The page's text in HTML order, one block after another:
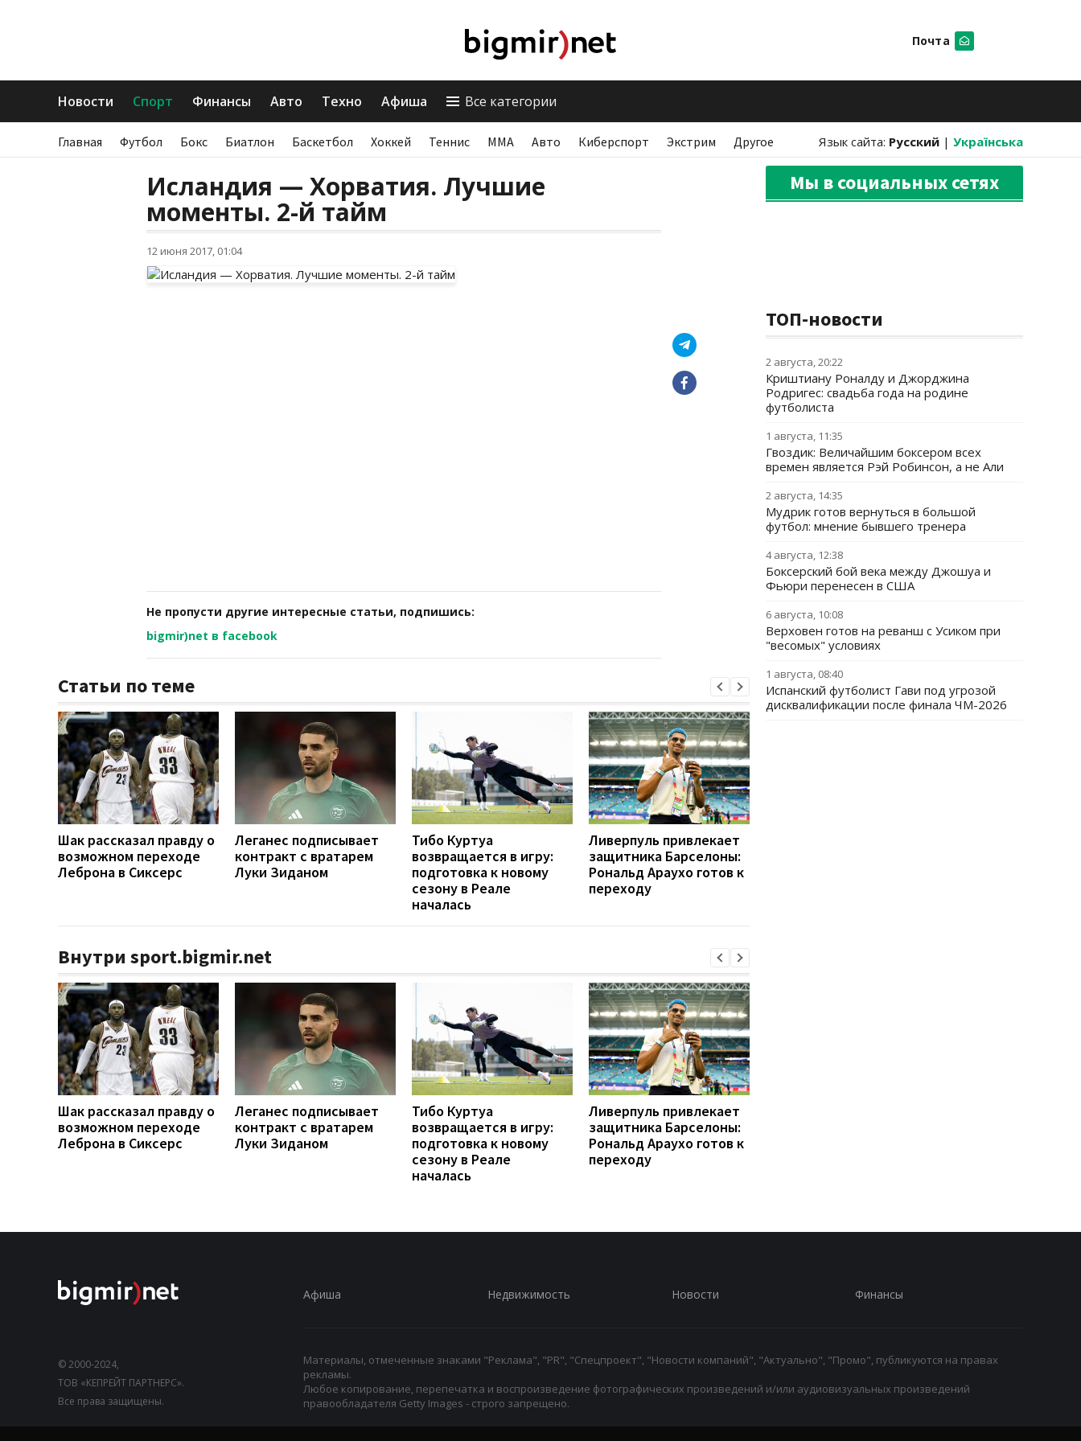
Почта
Новости Спорт Финансы Авто Техно Афиша Все категории
Главная Футбол Бокс Биатлон Баскетбол Хоккей Теннис ММА Авто Киберспорт Экстрим Другое Язык сайта: Русский | Українська
Исландия — Хорватия. Лучшие
моменты. 2-й тайм
12 июня 2017, 01:04
Не пропусти другие интересные статьи, подпишись:
bigmir)net в facebook
Статьи по теме
Шак рассказал правду о
возможном переходе
Леброна в Сиксерс
Леганес подписывает
контракт с вратарем
Луки Зиданом
Тибо Куртуа
возвращается в игру:
подготовка к новому
сезону в Реале
началась
Ливерпуль привлекает
защитника Барселоны:
Рональд Араухо готов к
переходу
Внутри sport.bigmir.net
Шак рассказал правду о
возможном переходе
Леброна в Сиксерс
Леганес подписывает
контракт с вратарем
Луки Зиданом
Тибо Куртуа
возвращается в игру:
подготовка к новому
сезону в Реале
началась
Ливерпуль привлекает
защитника Барселоны:
Рональд Араухо готов к
переходу
Мы в социальных сетях
ТОП-новости
2 августа, 20:22
Криштиану Роналду и Джорджина
Родригес: свадьба года на родине
футболиста
1 августа, 11:35
Гвоздик: Величайшим боксером всех
времен является Рэй Робинсон, а не Али
2 августа, 14:35
Мудрик готов вернуться в большой
футбол: мнение бывшего тренера
4 августа, 12:38
Боксерский бой века между Джошуа и
Фьюри перенесен в США
6 августа, 10:08
Верховен готов на реванш с Усиком при
"весомых" условиях
1 августа, 08:40
Испанский футболист Гави под угрозой
дисквалификации после финала ЧМ-2026
© 2000-2024,
ТОВ «КЕПРЕЙТ ПАРТНЕРС».
Все права защищены.
Афиша Недвижимость Новости Финансы
Материалы, отмеченные знаками "Реклама", "PR", "Спецпроект", "Новости компаний", "Актуально", "Промо", публикуются на правах
рекламы.
Любое копирование, перепечатка и воспроизведение фотографических произведений и/или аудиовизуальных произведений
правообладателя Getty Images - строго запрещено.